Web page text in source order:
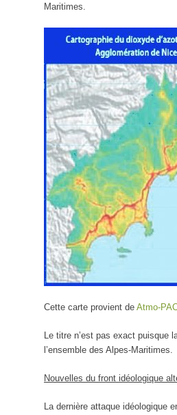
Maritimes.
Cette carte provient de Atmo-
Le titre n’est pas exact puisque
l’ensemble des Alpes-Maritimes.
Nouvelles du front idéologique
La dernière attaque idéologique